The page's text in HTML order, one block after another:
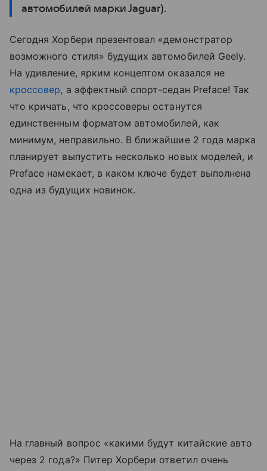
автомобилей марки Jaguar).
Сегодня Хорбери презентовал «демонстратор
возможного стиля» будущих автомобилей Geely.
На удивление, ярким концептом оказался не
кроссовер, а эффектный спорт-седан Preface! Так
что кричать, что кроссоверы останутся
единственным форматом автомобилей, как
минимум, неправильно. В ближайшие 2 года марка
планирует выпустить несколько новых моделей, и
Preface намекает, в каком ключе будет выполнена
одна из будущих новинок.
На главный вопрос «какими будут китайские авто
через 2 года?» Питер Хорбери ответил очень